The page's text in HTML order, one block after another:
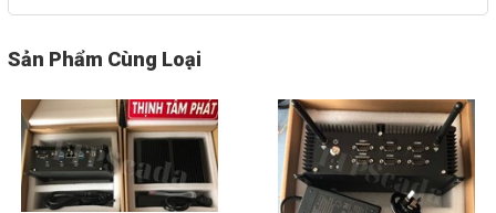
Sản Phẩm Cùng Loại